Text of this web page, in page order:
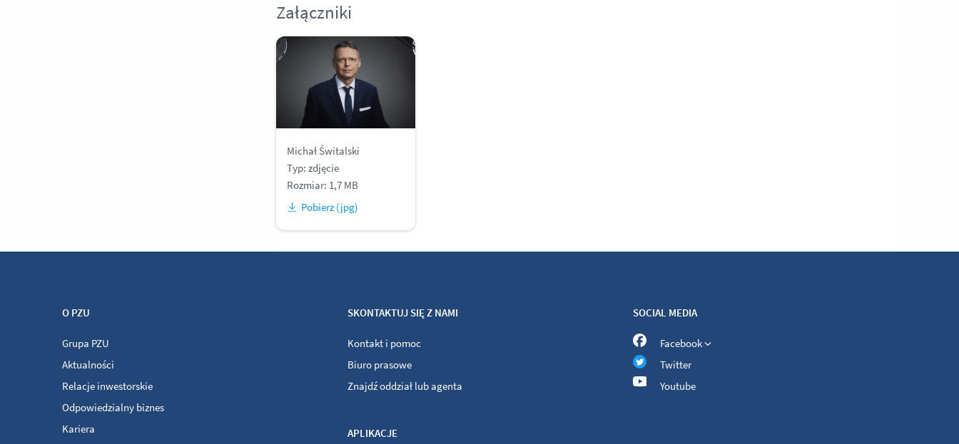
Załączniki
Michał Świtalski
Typ: zdjęcie
Rozmiar: 1,7 MB
Pobierz (jpg)
O PZU
Grupa PZU
Aktualności
Relacje inwestorskie
Odpowiedzialny biznes
Kariera
SKONTAKTUJ SIĘ Z NAMI
Kontakt i pomoc
Biuro prasowe
Znajdź oddział lub agenta
APLIKACJE
SOCIAL MEDIA
Facebook
Twitter
Youtube